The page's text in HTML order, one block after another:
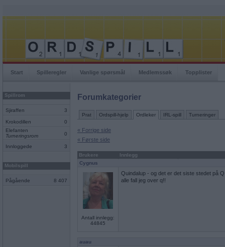
Start Spilleregler Vanlige spørsmål Medlemssøk Topplister
Spillrom
Sjiraffen 3
Krokodillen
0
Elefanten
Turneringsrom
0
Innloggede 3
Mobilspill
Pågående 8 407
Forumkategorier
Prat Ordspill-hjelp Ordleker IRL-spill Turneringer
« Forrige side
« Første side
Brukere
Innlegg
Cygnus
Antall innlegg:
44845
Quindalup - og det er det siste stedet på
alle fall jeg over q!!
auau